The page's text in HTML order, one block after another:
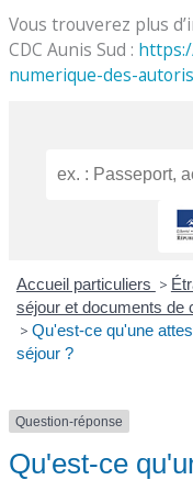
Vous trouverez plus
CDC Aunis Sud :
numerique-des-
Accueil particuliers >
séjour et documents de
> Qu'est-ce qu'une
séjour ?
Question-réponse
Qu'est-ce